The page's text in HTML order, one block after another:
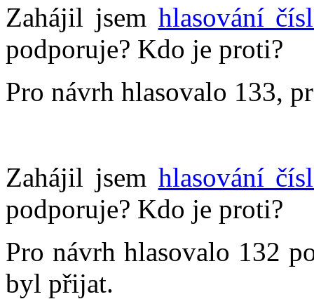
Zahájil jsem hlasování
podporuje? Kdo je proti?
Pro návrh hlasovalo 133,
Zahájil jsem hlasování
podporuje? Kdo je proti?
Pro návrh hlasovalo 132
byl přijat.